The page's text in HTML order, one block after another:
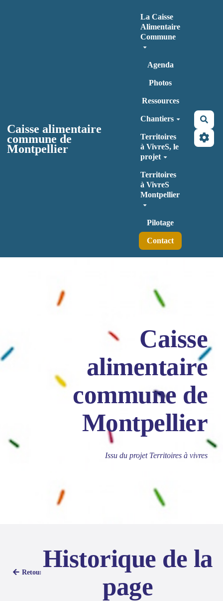
Caisse alimentaire
commune de
Montpellier
La Caisse
Alimentaire
Commune
Agenda
Photos
Ressources
Chantiers
Territoires
à VivreS, le
projet
Territoires
à VivreS
Montpellier
Pilotage
Contact
Caisse
alimentaire
commune de
Montpellier
Issu du projet Territoires à vivres
Retour Historique de la
page